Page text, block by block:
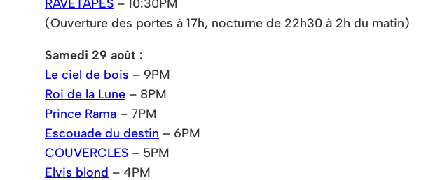
RAVETAPES – 10:30PM
(Ouverture des portes à 17h, nocturne de 22h30 à 2h du matin)
Samedi 29 août :
Le ciel de bois – 9PM
Roi de la Lune – 8PM
Prince Rama – 7PM
Escouade du destin – 6PM
COUVERCLES – 5PM
Elvis blond – 4PM